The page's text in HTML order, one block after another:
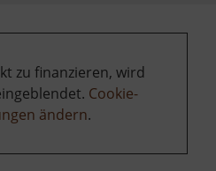
zu finanzieren, wird
Cookie-
ändern.